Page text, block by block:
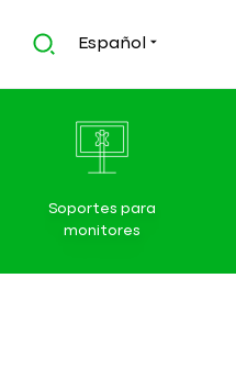
Español
Soportes para
monitores